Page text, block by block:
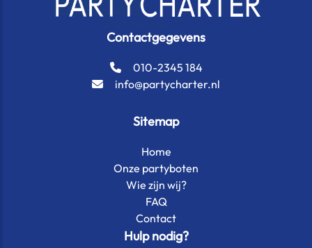
Contactgegevens
010-2345 184
info@partycharter.nl
Sitemap
Home
Onze partyboten
Wie zijn wij?
FAQ
Contact
Hulp nodig?